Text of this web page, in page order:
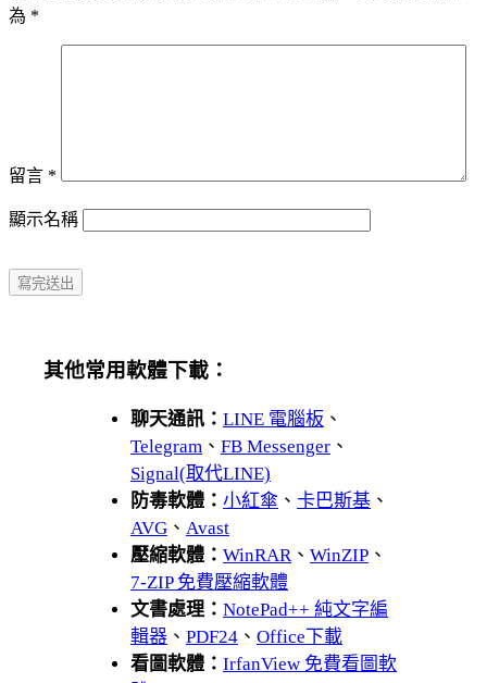
為 *
留言 *
顯示名稱
其他常用軟體下載：
聊天通訊： LINE 電腦板 、
Telegram 、 FB Messenger 、
Signal(取代LINE)
防毒軟體： 小紅傘 、 卡巴斯基 、
AVG 、 Avast
壓縮軟體： WinRAR、 WinZIP 、
7-ZIP 免費壓縮軟體
文書處理： NotePad++ 純文字編
輯器 、 PDF24 、 Office下載
看圖軟體： IrfanView 免費看圖軟